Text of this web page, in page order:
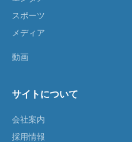
スポーツ
メディア
動画
サイトについて
会社案内
採用情報